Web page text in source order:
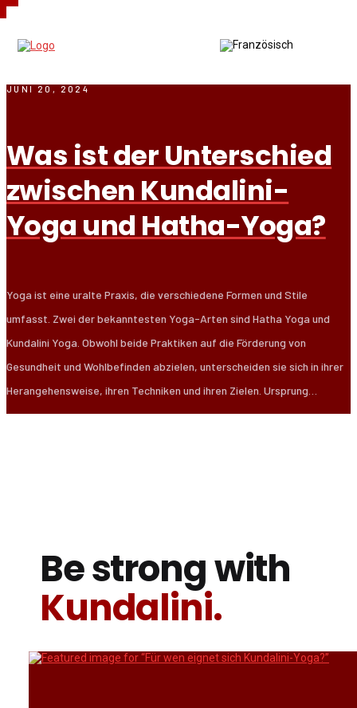
JUNI 20, 2024
Was ist der Unterschied
zwischen Kundalini-
Yoga und Hatha-Yoga?
Yoga ist eine uralte Praxis, die verschiedene Formen und Stile
umfasst. Zwei der bekanntesten Yoga-Arten sind Hatha Yoga und
Kundalini Yoga. Obwohl beide Praktiken auf die Förderung von
Gesundheit und Wohlbefinden abzielen, unterscheiden sie sich in ihrer
Herangehensweise, ihren Techniken und ihren Zielen. Ursprung…
Be strong with
Kundalini.